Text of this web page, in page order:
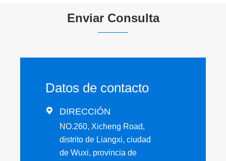
Enviar Consulta
Datos de contacto
 DIRECCIÓN
NO.260, Xicheng Road,
distrito de Liangxi, ciudad
de Wuxi, provincia de